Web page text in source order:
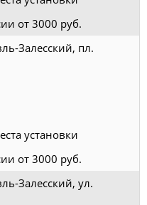
от 3000 руб.
Залесский, пл.
установки
от 3000 руб.
Залесский, ул.